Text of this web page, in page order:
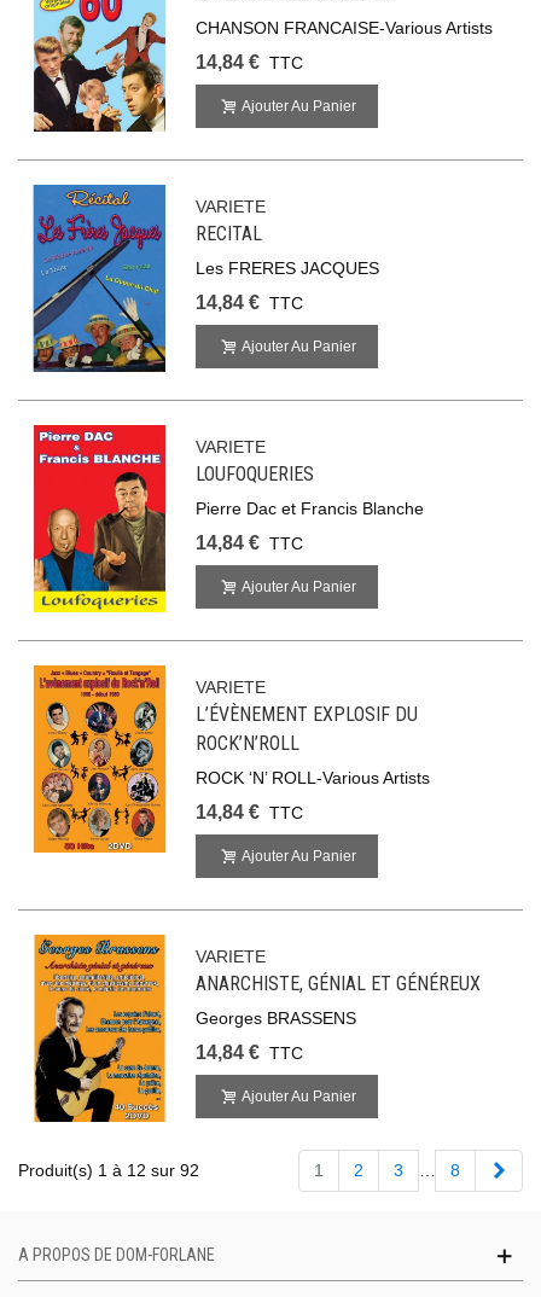
CHANSON FRANCAISE-Various Artists
14,84 € TTC
Ajouter Au Panier
VARIETE
RECITAL
Les FRERES JACQUES
14,84 € TTC
Ajouter Au Panier
VARIETE
LOUFOQUERIES
Pierre Dac et Francis Blanche
14,84 € TTC
Ajouter Au Panier
VARIETE
L’ÉVÈNEMENT EXPLOSIF DU
ROCK’N’ROLL
ROCK ‘N’ ROLL-Various Artists
14,84 € TTC
Ajouter Au Panier
VARIETE
ANARCHISTE, GÉNIAL ET GÉNÉREUX
Georges BRASSENS
14,84 € TTC
Ajouter Au Panier
Produit(s) 1 à 12 sur 92 1 2 3 8
A PROPOS DE DOM-FORLANE